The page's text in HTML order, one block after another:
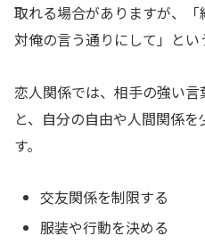
取れる場合がありますが、
対俺の言う通りにして」とい
恋人関係では、相手の強い
と、自分の自由や人間関係
す。
交友関係を制限する
服装や行動を決める